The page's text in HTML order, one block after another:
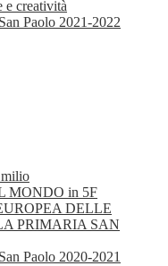
e creatività
Paolo 2021-2022
MONDO in 5F
DELLE
PRIMARIA SAN
Paolo 2020-2021